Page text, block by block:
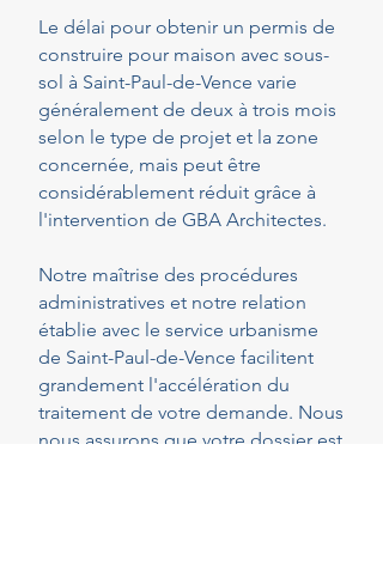
Le délai pour obtenir un permis de
construire pour maison avec sous-
sol à Saint-Paul-de-Vence varie
généralement de deux à trois mois
selon le type de projet et la zone
concernée, mais peut être
considérablement réduit grâce à
l'intervention de GBA Architectes.
Notre maîtrise des procédures
administratives et notre relation
établie avec le service urbanisme
de Saint-Paul-de-Vence facilitent
grandement l'accélération du
traitement de votre demande. Nous
nous assurons que votre dossier est